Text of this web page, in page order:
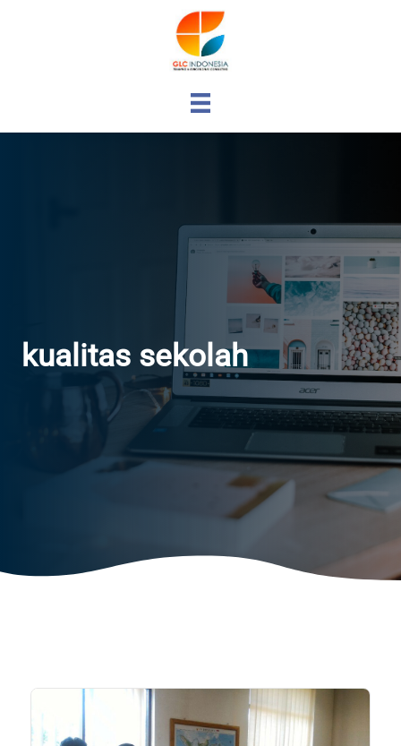
kualitas sekolah